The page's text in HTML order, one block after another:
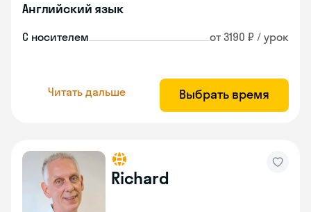
Английский язык
С носителем от 3190 ₽ / урок
Читать дальше Выбрать время
Richard